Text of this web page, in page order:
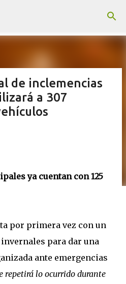
de inclemencias
a 307
ya cuentan con 125
por primera vez con un
para dar una
ante emergencias
repetirá lo ocurrido durante